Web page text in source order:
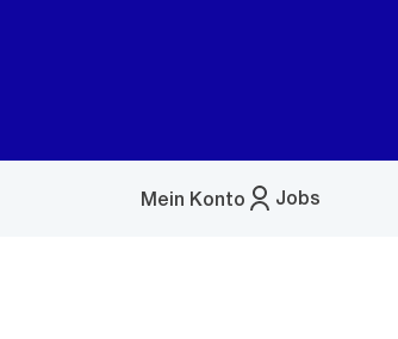
Jobs
Mein Konto
Menü